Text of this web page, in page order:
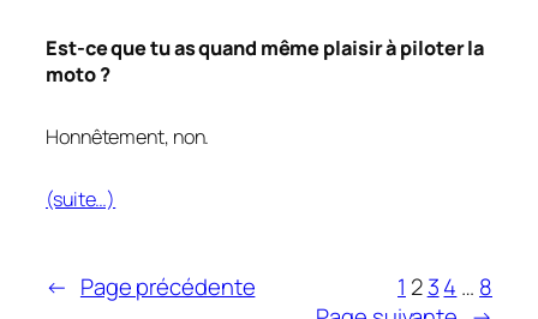
Est-ce que tu as quand même plaisir à piloter la
moto ?
Honnêtement, non.
(suite…)
← Page précédente 1 2 34 … 8